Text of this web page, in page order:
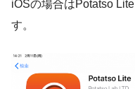
iOSの場合はPotatso Lite
す。